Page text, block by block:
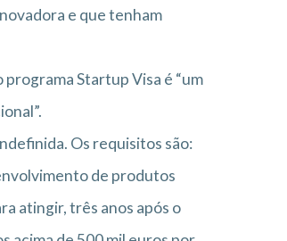
e que tenham
Startup Visa é “um
Os requisitos são:
de produtos
atingir, três anos após o